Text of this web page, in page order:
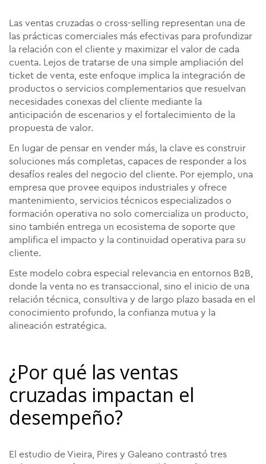
Las ventas cruzadas o cross-selling representan una de
las prácticas comerciales más efectivas para profundizar
la relación con el cliente y maximizar el valor de cada
cuenta. Lejos de tratarse de una simple ampliación del
ticket de venta, este enfoque implica la integración de
productos o servicios complementarios que resuelvan
necesidades conexas del cliente mediante la
anticipación de escenarios y el fortalecimiento de la
propuesta de valor.
En lugar de pensar en vender más, la clave es construir
soluciones más completas, capaces de responder a los
desafíos reales del negocio del cliente. Por ejemplo, una
empresa que provee equipos industriales y ofrece
mantenimiento, servicios técnicos especializados o
formación operativa no solo comercializa un producto,
sino también entrega un ecosistema de soporte que
amplifica el impacto y la continuidad operativa para su
cliente.
Este modelo cobra especial relevancia en entornos B2B,
donde la venta no es transaccional, sino el inicio de una
relación técnica, consultiva y de largo plazo basada en el
conocimiento profundo, la confianza mutua y la
alineación estratégica.
¿Por qué las ventas
cruzadas impactan el
desempeño?
El estudio de Vieira, Pires y Galeano contrastó tres